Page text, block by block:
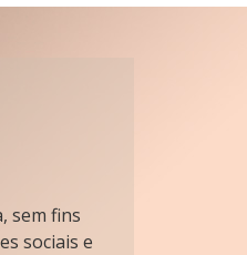
sem fins
sociais e